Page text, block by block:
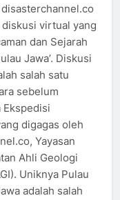
diskusi virtual yang
dan Sejarah
Jawa’. Diskusi
salah satu
sebelum
Ekspedisi
digagas oleh
Yayasan
Ahli Geologi
Uniknya Pulau
adalah salah